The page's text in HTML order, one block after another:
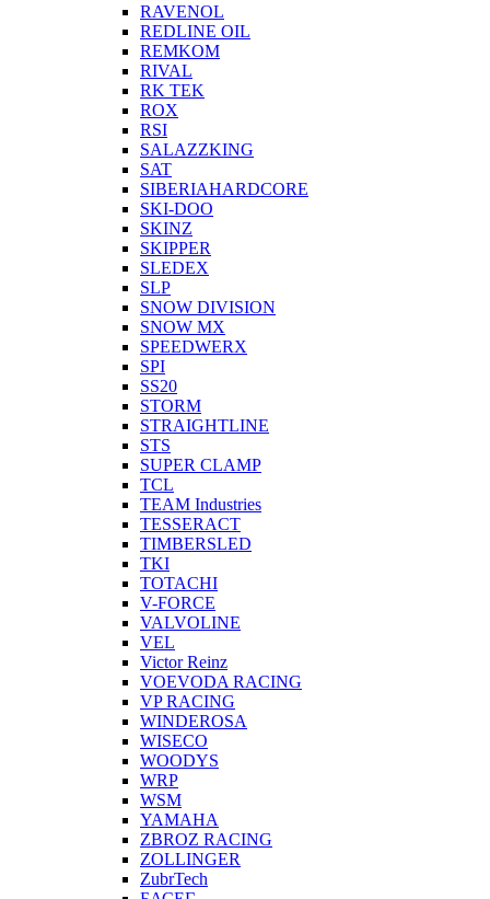
RAVENOL
REDLINE OIL
REMKOM
RIVAL
RK TEK
ROX
RSI
SALAZZKING
SAT
SIBERIAHARDCORE
SKI-DOO
SKINZ
SKIPPER
SLEDEX
SLP
SNOW DIVISION
SNOW MX
SPEEDWERX
SPI
SS20
STORM
STRAIGHTLINE
STS
SUPER CLAMP
TCL
TEAM Industries
TESSERACT
TIMBERSLED
TKI
TOTACHI
V-FORCE
VALVOLINE
VEL
Victor Reinz
VOEVODA RACING
VP RACING
WINDEROSA
WISECO
WOODYS
WRP
WSM
YAMAHA
ZBROZ RACING
ZOLLINGER
ZubrTech